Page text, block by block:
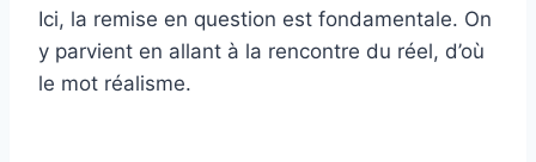
Ici, la remise en question est fondamentale. On
y parvient en allant à la rencontre du réel, d’où
le mot réalisme.